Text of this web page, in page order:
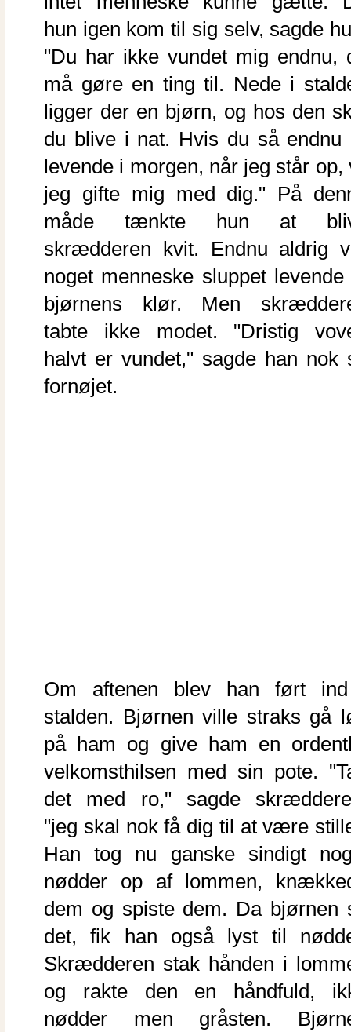
hun igen kom til sig selv, sagde
"Du har ikke vundet mig endnu,
må gøre en ting til. Nede i
ligger der en bjørn, og hos den
du blive i nat. Hvis du så endnu
levende i morgen, når jeg står op,
jeg gifte mig med dig." På
måde tænkte hun at
skrædderen kvit. Endnu aldrig
noget menneske sluppet levende
bjørnens klør. Men
tabte ikke modet. "Dristig
halvt er vundet," sagde han nok
fornøjet.
Om aftenen blev han ført
stalden. Bjørnen ville straks gå
på ham og give ham en
velkomsthilsen med sin pote.
det med ro," sagde
"jeg skal nok få dig til at være
Han tog nu ganske sindigt
nødder op af lommen,
dem og spiste dem. Da bjørnen
det, fik han også lyst til
Skrædderen stak hånden i
og rakte den en håndfuld,
nødder men gråsten.